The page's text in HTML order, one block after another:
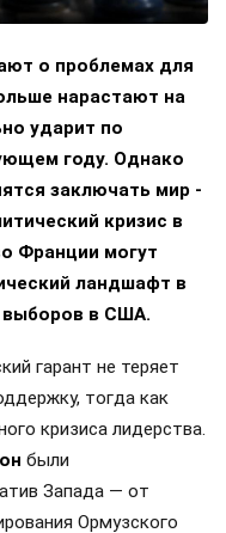
о проблемах для
нарастают на
ударит по
году. Однако
заключать мир -
кризис в
Франции могут
ландшафт в
выборов в США.
гарант не теряет
тогда как
кризиса лидерства.
были
Запада — от
Ормузского